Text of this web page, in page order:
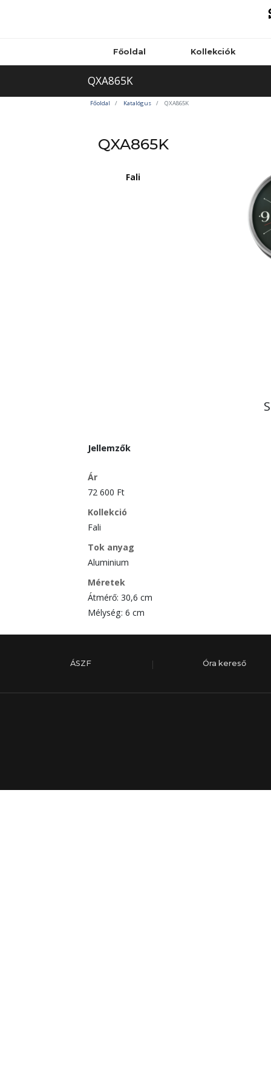
Főoldal Kollekciók
QXA865K
Főoldal Katalógus QXA865K
QXA865K
Fali
Jellemzők
Ár
72 600 Ft
Kollekció
Fali
Tok anyag
Aluminium
Méretek
Átmérő: 30,6 cm
Mélység: 6 cm
ÁSZF Óra kereső